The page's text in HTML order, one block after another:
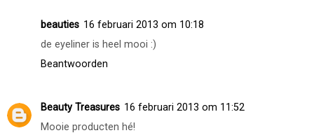
beauties 16 februari 2013 om 10:18
de eyeliner is heel mooi :)
Beantwoorden
Beauty Treasures 16 februari 2013 om 11:52
Mooie producten hé!